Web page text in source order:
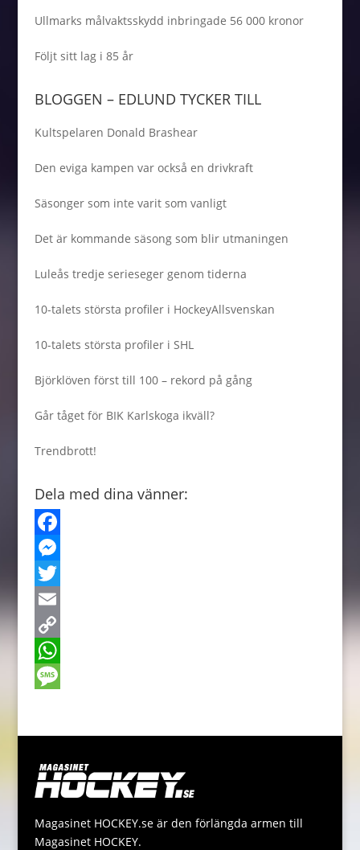
Ullmarks målvaktsskydd inbringade 56 000 kronor
Följt sitt lag i 85 år
BLOGGEN – EDLUND TYCKER TILL
Kultspelaren Donald Brashear
Den eviga kampen var också en drivkraft
Säsonger som inte varit som vanligt
Det är kommande säsong som blir utmaningen
Luleås tredje serieseger genom tiderna
10-talets största profiler i HockeyAllsvenskan
10-talets största profiler i SHL
Björklöven först till 100 – rekord på gång
Går tåget för BIK Karlskoga ikväll?
Trendbrott!
Dela med dina vänner:
F
a
c
e
b
o
M
e
s
s
e
r
T
w
t
E
m
a
C
o
i
k
W
s
p
s
g
Magasinet HOCKEY.se är den förlängda armen till
Magasinet HOCKEY.